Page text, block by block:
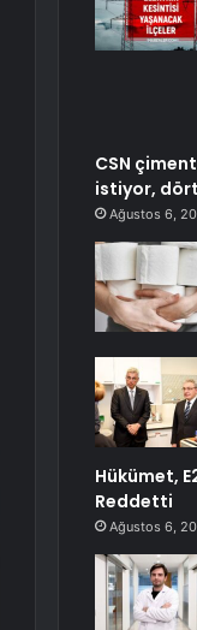
CSN
istiyor,
Ağustos 6,
Hükümet,
Reddetti
Ağustos 6,